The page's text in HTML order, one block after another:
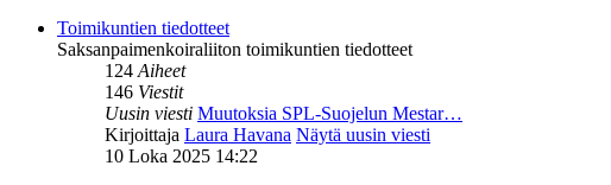
Toimikuntien tiedotteet
Saksanpaimenkoiraliiton toimikuntien tiedotteet
124Aiheet
146 Viestit
Uusin viesti Muutoksia SPL-Suojelun Mestar…
Kirjoittaja Laura Havana Näytä uusin viesti
10 Loka 2025 14:22